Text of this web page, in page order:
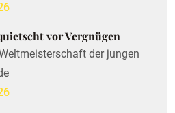
vor Vergnügen
der jungen